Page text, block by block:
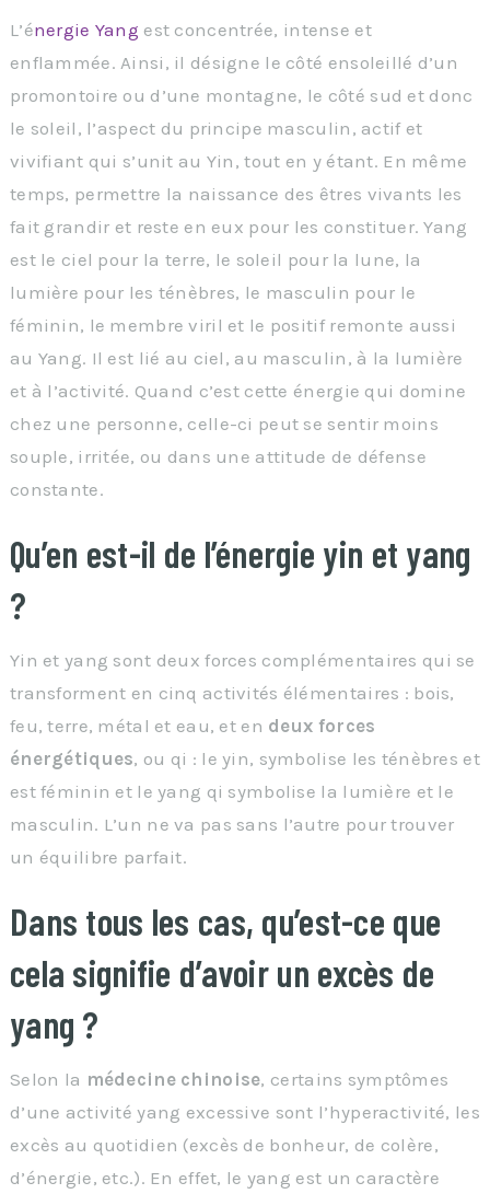
L’énergie Yang est concentrée, intense et
enflammée. Ainsi, il désigne le côté ensoleillé d’un
promontoire ou d’une montagne, le côté sud et donc
le soleil, l’aspect du principe masculin, actif et
vivifiant qui s’unit au Yin, tout en y étant. En même
temps, permettre la naissance des êtres vivants les
fait grandir et reste en eux pour les constituer. Yang
est le ciel pour la terre, le soleil pour la lune, la
lumière pour les ténèbres, le masculin pour le
féminin, le membre viril et le positif remonte aussi
au Yang. Il est lié au ciel, au masculin, à la lumière
et à l’activité. Quand c’est cette énergie qui domine
chez une personne, celle-ci peut se sentir moins
souple, irritée, ou dans une attitude de défense
constante.
Qu’en est-il de l’énergie yin et yang
?
Yin et yang sont deux forces complémentaires qui se
transforment en cinq activités élémentaires : bois,
feu, terre, métal et eau, et en deux forces
énergétiques, ou qi : le yin, symbolise les ténèbres et
est féminin et le yang qi symbolise la lumière et le
masculin. L’un ne va pas sans l’autre pour trouver
un équilibre parfait.
Dans tous les cas, qu’est-ce que
cela signifie d’avoir un excès de
yang ?
Selon la médecine chinoise, certains symptômes
d’une activité yang excessive sont l’hyperactivité, les
excès au quotidien (excès de bonheur, de colère,
d’énergie, etc.). En effet, le yang est un caractère